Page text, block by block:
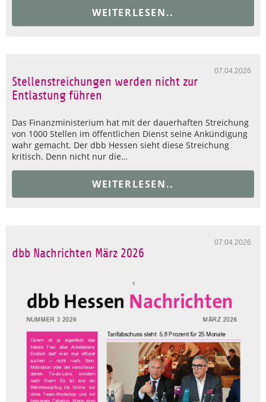
WEITERLESEN..
07.04.2026
Stellenstreichungen werden nicht zur
Entlastung führen
Das Finanzministerium hat mit der dauerhaften Streichung
von 1000 Stellen im öffentlichen Dienst seine Ankündigung
wahr gemacht. Der dbb Hessen sieht diese Streichung
kritisch. Denn nicht nur die…
WEITERLESEN..
07.04.2026
dbb Nachrichten März 2026